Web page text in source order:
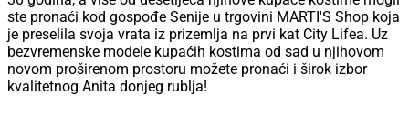
ste pronaći kod gospođe Senije u trgovini MARTI'S Shop koja
je preselila svoja vrata iz prizemlja na prvi kat City Lifea. Uz
bezvremenske modele kupaćih kostima od sad u njihovom
novom proširenom prostoru možete pronaći i širok izbor
kvalitetnog Anita donjeg rublja!